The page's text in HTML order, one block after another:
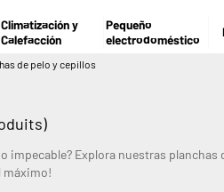
Climatización y
Calefacción
Pequeño
electrodoméstico
de pelo y cepillos
impecable? Explora nuestras planchas
máximo!